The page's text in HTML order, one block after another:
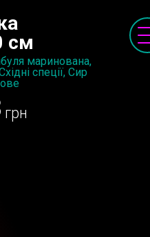
см
маринована,
спеції, Сир
грн